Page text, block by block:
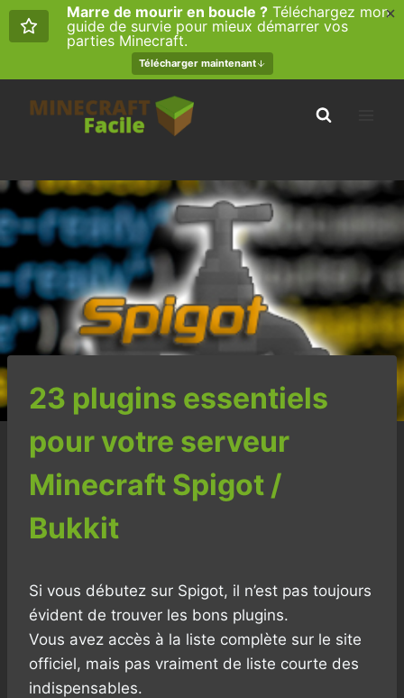
23 plugins essentiels
pour votre serveur
Minecraft Spigot /
Bukkit
Si vous débutez sur Spigot, il n’est pas toujours
évident de trouver les bons plugins.
Vous avez accès à la liste complète sur le site
officiel, mais pas vraiment de liste courte des
indispensables.
Marre de mourir en boucle ? Téléchargez mon
guide de survie pour mieux démarrer vos
parties Minecraft.
Télécharger maintenant